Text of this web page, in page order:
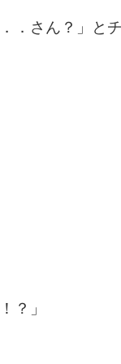
．さん？」と
？」